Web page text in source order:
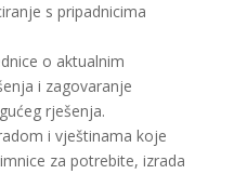
s pripadnicima
o aktualnim
i zagovaranje
rješenja.
i vještinama koje
za potrebite, izrada